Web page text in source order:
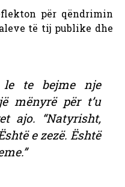
për qëndrimin
të tij publike dhe
le te bejme nje
mënyrë për t’u
ajo. “Natyrisht,
e zezë. Është